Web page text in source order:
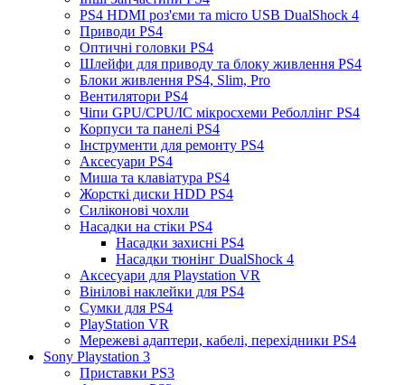
PS4 HDMI роз'єми та micro USB DualShock 4
Приводи PS4
Оптичні головки PS4
Шлейфи для приводу та блоку живлення PS4
Блоки живлення PS4, Slim, Pro
Вентилятори PS4
Чіпи GPU/CPU/IC мікросхеми Реболлінг PS4
Корпуси та панелі PS4
Інструменти для ремонту PS4
Аксесуари PS4
Миша та клавіатура PS4
Жорсткі диски HDD PS4
Силіконові чохли
Насадки на стіки PS4
Насадки захисні PS4
Насадки тюнінг DualShock 4
Аксесуари для Playstation VR
Вінілові наклейки для PS4
Сумки для PS4
PlayStation VR
Мережеві адаптери, кабелі, перехідники PS4
Sony Playstation 3
Приставки PS3